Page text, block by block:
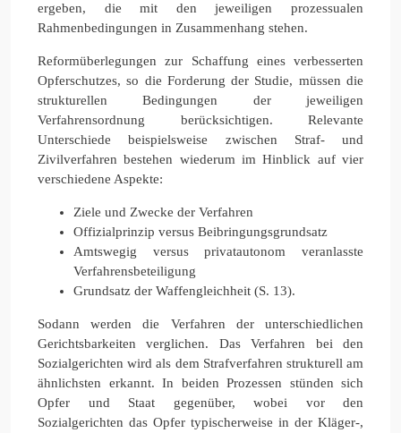
ergeben, die mit den jeweiligen prozessualen
Rahmenbedingungen in Zusammenhang stehen.
Reformüberlegungen zur Schaffung eines verbesserten
Opferschutzes, so die Forderung der Studie, müssen die
strukturellen Bedingungen der jeweiligen
Verfahrensordnung berücksichtigen. Relevante
Unterschiede beispielsweise zwischen Straf- und
Zivilverfahren bestehen wiederum im Hinblick auf vier
verschiedene Aspekte:
Ziele und Zwecke der Verfahren
Offizialprinzip versus Beibringungsgrundsatz
Amtswegig versus privatautonom veranlasste
Verfahrensbeteiligung
Grundsatz der Waffengleichheit (S. 13).
Sodann werden die Verfahren der unterschiedlichen
Gerichtsbarkeiten verglichen. Das Verfahren bei den
Sozialgerichten wird als dem Strafverfahren strukturell am
ähnlichsten erkannt. In beiden Prozessen stünden sich
Opfer und Staat gegenüber, wobei vor den
Sozialgerichten das Opfer typischerweise in der Kläger-,